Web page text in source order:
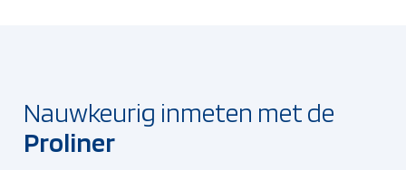
Nauwkeurig inmeten met de
Proliner